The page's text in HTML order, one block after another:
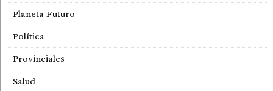
Planeta Futuro
Política
Provinciales
Salud